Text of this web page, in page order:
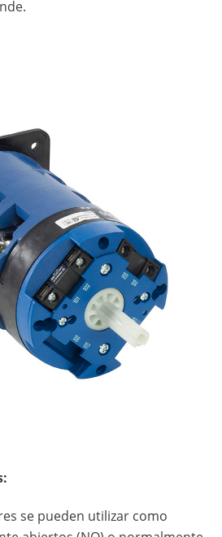
se pueden utilizar como